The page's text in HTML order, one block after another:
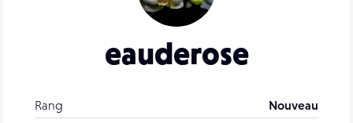
eauderose
Rang
Nouveau